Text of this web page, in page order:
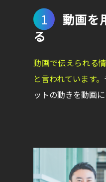
1
動画を
る
動画で伝えられる
と言われています。
ットの動きを動画